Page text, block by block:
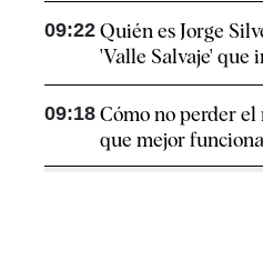
09:22 Quién es Jorge
'Valle Salvaje' que
09:18 Cómo no perder el
que mejor